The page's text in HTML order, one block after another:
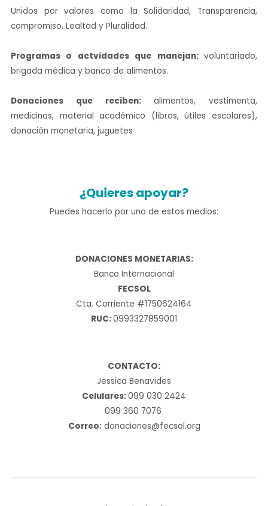
Unidos por valores como la Solidaridad, Transparencia,
compromiso, Lealtad y Pluralidad.
Programas o actvidades que manejan: voluntariado,
brigada médica y banco de alimentos.
Donaciones que reciben:alimentos, vestimenta,
medicinas, material académico (libros, útiles escolares),
donación monetaria, juguetes
¿Quieres apoyar?
Puedes hacerlo por uno de estos medios:
DONACIONES MONETARIAS:
Banco Internacional
FECSOL
Cta. Corriente #1750624164
RUC:0993327859001
CONTACTO:
Jessica Benavides
Celulares:099 030 2424
099 360 7076
Correo:donaciones@fecsol.org